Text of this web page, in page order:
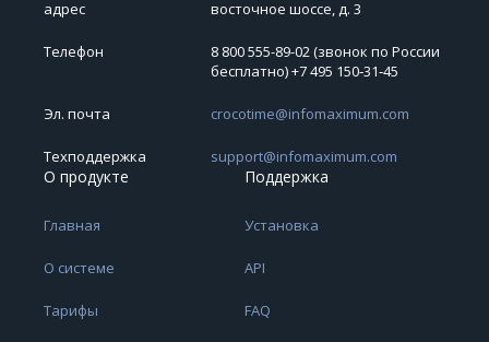
адрес
восточное шоссе, д. 3
Телефон
8 800 555-89-02 (звонок по России
бесплатно) +7 495 150‑31‑45
Эл. почта crocotime@infomaximum.com
Техподдержка support@infomaximum.com
О продукте
Главная
О системе
Тарифы
Поддержка
Установка
API
FAQ